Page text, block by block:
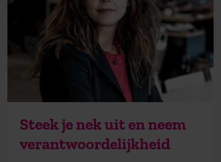
Steek je nek uit en neem
verantwoordelijkheid